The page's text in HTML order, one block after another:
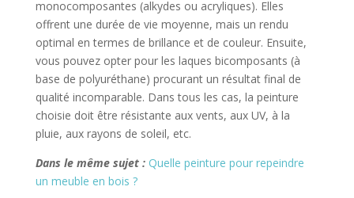
monocomposantes (alkydes ou acryliques). Elles
offrent une durée de vie moyenne, mais un rendu
optimal en termes de brillance et de couleur. Ensuite,
vous pouvez opter pour les laques bicomposants (à
base de polyuréthane) procurant un résultat final de
qualité incomparable. Dans tous les cas, la peinture
choisie doit être résistante aux vents, aux UV, à la
pluie, aux rayons de soleil, etc.
Dans le même sujet : Quelle peinture pour repeindre
un meuble en bois ?